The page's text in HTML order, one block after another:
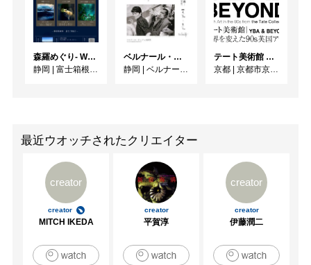
森羅めぐり- Wandering in Shinra -
静岡 | 富士箱根カントリークラブ
ベルナール・ビュフェと写真 ーカメラがとらえたビュフェとその時代、そして21 世紀へ
静岡 | ベルナール・ビュフェ美術館
テート美術館 ― YBA & BEYOND 世界を変えた90s英国アート
京都 | 京都市京セラ美術館
最近ウオッチされたクリエイター
creator
creator
MITCH IKEDA
creator
平賀淳
creator
creator
伊藤潤二